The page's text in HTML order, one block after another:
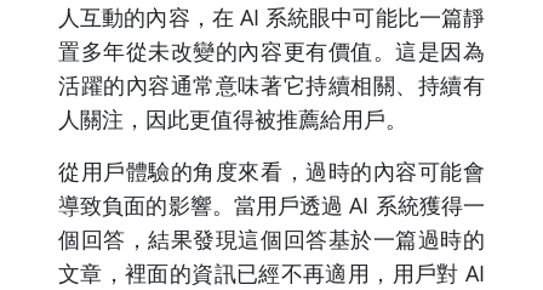
人互動的內容，在 AI 系統眼中可能比一篇靜
置多年從未改變的內容更有價值。這是因為
活躍的內容通常意味著它持續相關、持續有
人關注，因此更值得被推薦給用戶。
從用戶體驗的角度來看，過時的內容可能會
導致負面的影響。當用戶透過 AI 系統獲得一
個回答，結果發現這個回答基於一篇過時的
文章，裡面的資訊已經不再適用，用戶對 AI